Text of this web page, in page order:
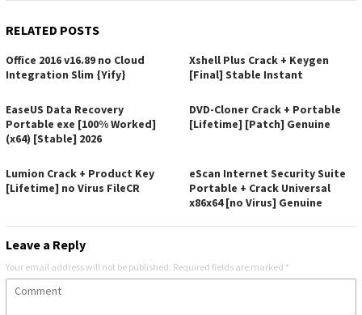
RELATED POSTS
Office 2016 v16.89 no Cloud
Integration Slim {Yify}
Xshell Plus Crack + Keygen
[Final] Stable Instant
EaseUS Data Recovery
Portable exe [100% Worked]
(x64) [Stable] 2026
DVD-Cloner Crack + Portable
[Lifetime] [Patch] Genuine
Lumion Crack + Product Key
[Lifetime] no Virus FileCR
eScan Internet Security Suite
Portable + Crack Universal
x86x64 [no Virus] Genuine
Leave a Reply
Your email address will not be published. Required fields are marked *